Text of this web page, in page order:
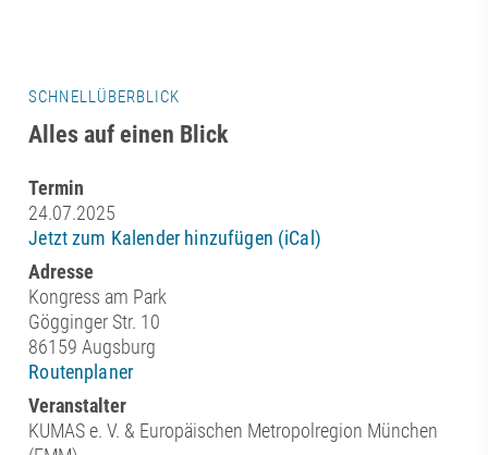
SCHNELLÜBERBLICK
Alles auf einen Blick
Termin
24.07.2025
Jetzt zum Kalender hinzufügen (iCal)
Adresse
Kongress am Park
Gögginger Str. 10
86159 Augsburg
Routenplaner
Veranstalter
KUMAS e. V. & Europäischen Metropolregion München